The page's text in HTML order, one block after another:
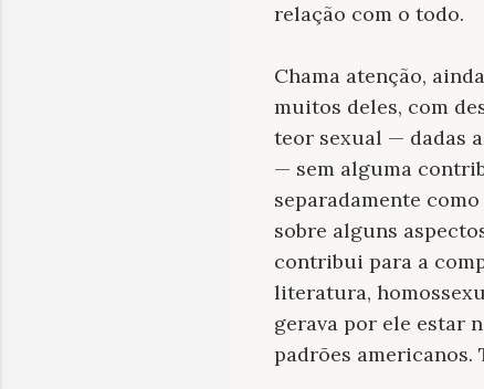
relação com o todo.
Chama atenção,
muitos deles, com
teor sexual — dadas
— sem alguma
separadamente
sobre alguns
contribui para a
literatura,
gerava por ele estar
padrões americanos.